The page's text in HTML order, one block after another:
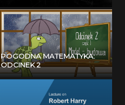
POGODNA MATEMATYKA:
ODCINEK 2